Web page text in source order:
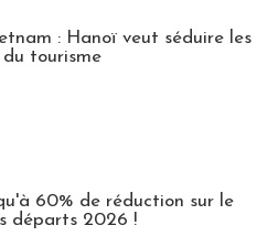
: Hanoï veut séduire les
tourisme
60% de réduction sur le
départs 2026 !